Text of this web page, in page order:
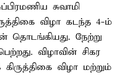
சுவாமி
விழா கடந்த 4-ம்
தொடங்கியது. நேற்று
விழாவின் சிகர
விழா மற்றும்